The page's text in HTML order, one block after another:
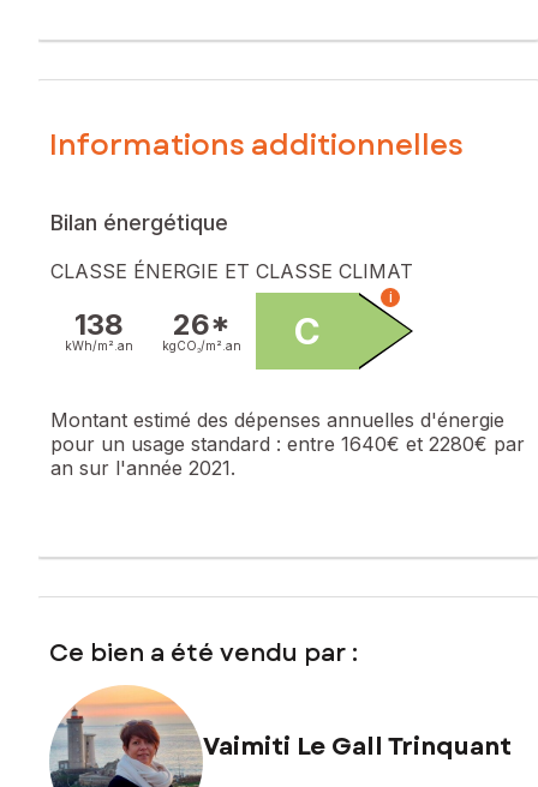
Informations additionnelles
Bilan énergétique
CLASSE ÉNERGIE ET CLASSE CLIMAT
138
kWh/m². an
26*
kgCO₂/m². an C
i
Montant estimé des dépenses annuelles d'énergie
pour un usage standard : entre 1640€ et 2280€ par
an sur l'année 2021.
Ce bien a été vendu par :
Vaimiti Le Gall Trinquant